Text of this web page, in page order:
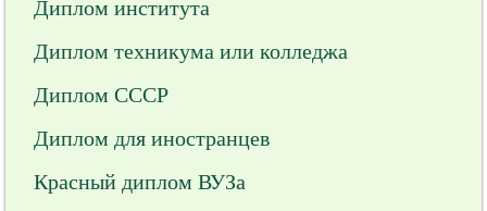
Диплом института
Диплом техникума или колледжа
Диплом СССР
Диплом для иностранцев
Красный диплом ВУЗа